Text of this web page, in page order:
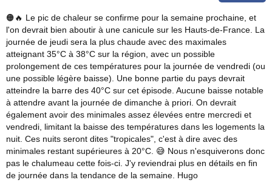
🟠🔥 Le pic de chaleur se confirme pour la semaine prochaine, et
l'on devrait bien aboutir à une canicule sur les Hauts-de-France. La
journée de jeudi sera la plus chaude avec des maximales
atteignant 35°C à 38°C sur la région, avec un possible
prolongement de ces températures pour la journée de vendredi (ou
une possible légère baisse). Une bonne partie du pays devrait
atteindre la barre des 40°C sur cet épisode. Aucune baisse notable
à attendre avant la journée de dimanche à priori. On devrait
également avoir des minimales assez élevées entre mercredi et
vendredi, limitant la baisse des températures dans les logements la
nuit. Ces nuits seront dites "tropicales", c'est à dire avec des
minimales restant supérieures à 20°C. 😅 Nous n'esquiverons donc
pas le chalumeau cette fois-ci. J'y reviendrai plus en détails en fin
de journée dans la tendance de la semaine. Hugo